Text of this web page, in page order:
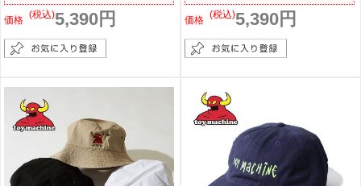
価格 5,390円
(税込) 価格 5,390円
(税込)